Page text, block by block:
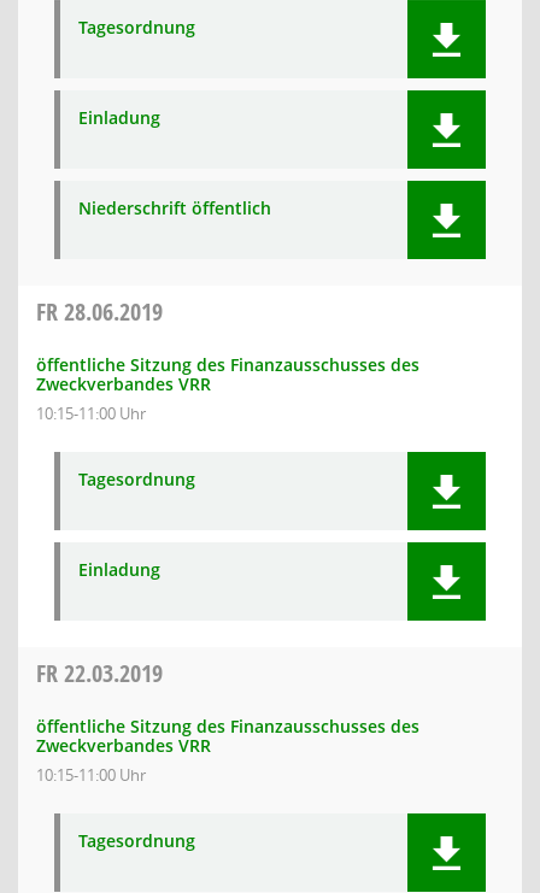
Tagesordnung
Einladung
Niederschrift öffentlich
FR28.06.2019
öffentliche Sitzung des Finanzausschusses des
Zweckverbandes VRR
10:15-11:00 Uhr
Tagesordnung
Einladung
FR22.03.2019
öffentliche Sitzung des Finanzausschusses des
Zweckverbandes VRR
10:15-11:00 Uhr
Tagesordnung